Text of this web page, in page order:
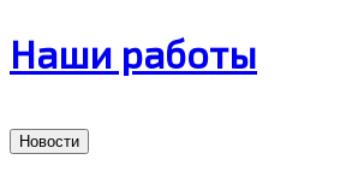
Наши работы
Новости